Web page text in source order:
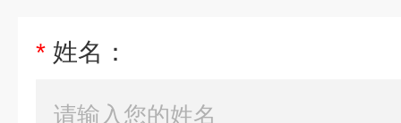
* 姓名：